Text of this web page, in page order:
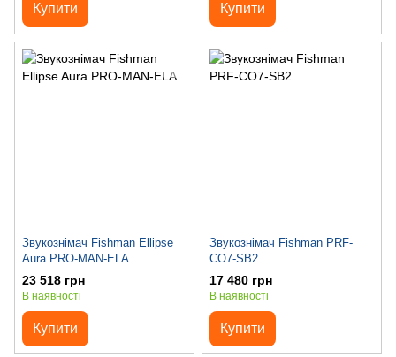
Купити Купити
Звукознімач Fishman Ellipse
Aura PRO-MAN-ELA
23 518 грн
В наявності
Купити
Звукознімач Fishman PRF-
CO7-SB2
17 480 грн
В наявності
Купити